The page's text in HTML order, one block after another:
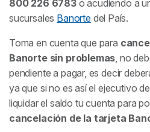
800 226 6783o acudiendo a
sucursales Banortedel País.
Toma en cuenta que para
Banorte sin problemas, no
pendiente a pagar, es decir
ya que si no es así el ejecutivo
liquidar el saldo tu cuenta para
cancelación de la tarjeta